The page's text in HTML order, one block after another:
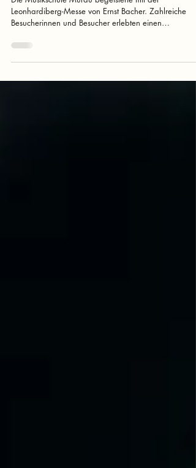
Klangkunst
Die Musikschule Murau begeisterte mit der
Besucherinnen und Besucher erlebten einen
eindrucksvollen Gottesdienst.